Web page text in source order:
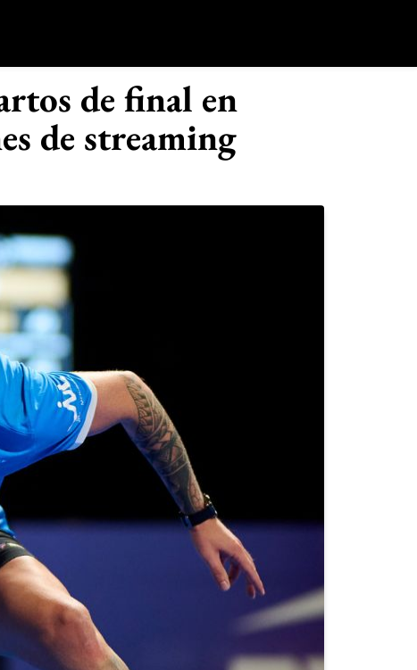
de final en
de streaming